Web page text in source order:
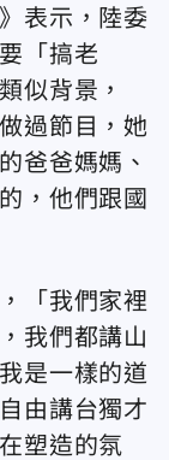
表示，陸委
「搞老
似背景，
過節目，她
爸爸媽媽、
，他們跟國
「我們家裡
我們都講山
是一樣的道
由講台獨才
塑造的氛